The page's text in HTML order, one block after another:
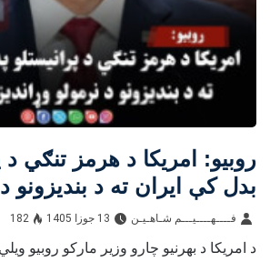
روبیو: امریکا د هرمز تنګي د
بدل کې ایران ته د بندیزونو
وړاندیز نه دی کړی
فــــهــــيـــم شـاهـیـن‎‎ 13 جوزا 1405 182
د امریکا د بهرنیو چارو وزیر مارکو روبیو